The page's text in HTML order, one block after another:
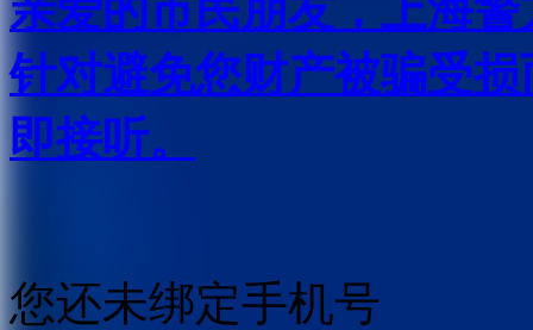
针对避免您财产被骗受
即接听。
您还未绑定手机号